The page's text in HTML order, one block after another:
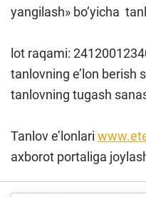
yangilash» bo‘yicha
lot raqami:
tanlovning e’lon berish
tanlovning tugash
Tanlov e’lonlari
axborot portaliga